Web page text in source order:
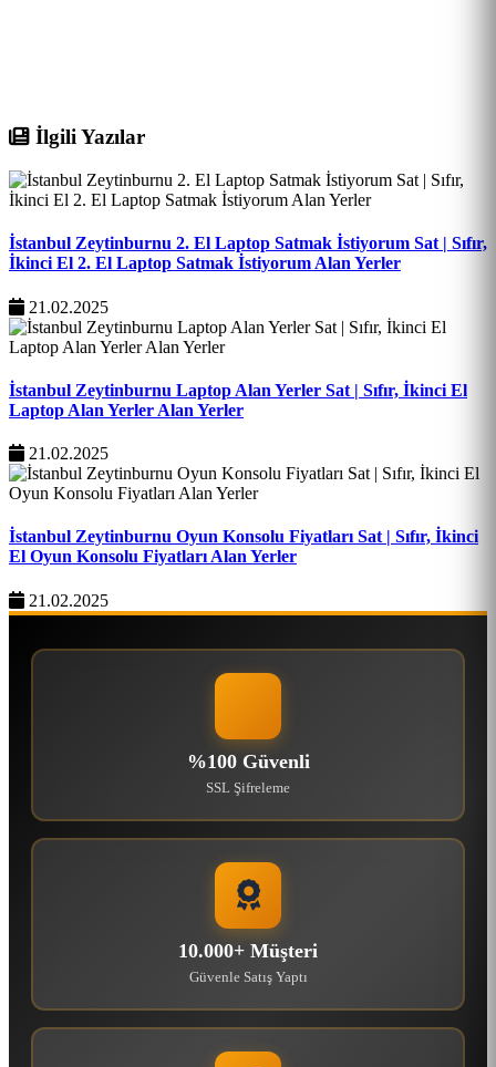
İlgili Yazılar
İstanbul Zeytinburnu 2. El Laptop Satmak İstiyorum Sat | Sıfır,
İkinci El 2. El Laptop Satmak İstiyorum Alan Yerler
21.02.2025
İstanbul Zeytinburnu Laptop Alan Yerler Sat | Sıfır, İkinci El
Laptop Alan Yerler Alan Yerler
21.02.2025
İstanbul Zeytinburnu Oyun Konsolu Fiyatları Sat | Sıfır, İkinci
El Oyun Konsolu Fiyatları Alan Yerler
21.02.2025
%100 Güvenli
SSL Şifreleme
10.000+ Müşteri
Güvenle Satış Yaptı